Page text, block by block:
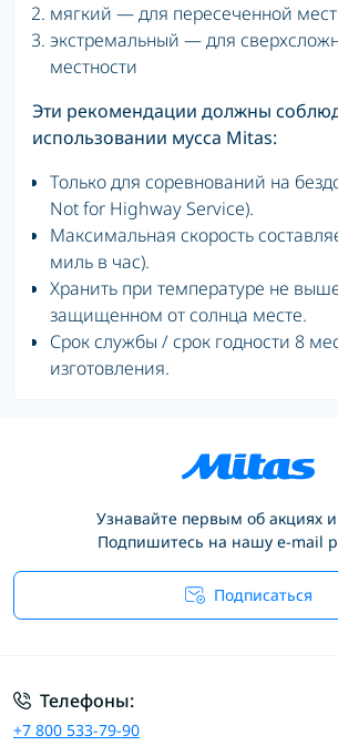
мягкий — для пересеченной
экстремальный — для
местности
Эти рекомендации должны
использовании мусса Mitas:
Только для соревнований на
Not for Highway Service).
Максимальная скорость
миль в час).
Хранить при температуре не выше
защищенном от солнца месте.
Срок службы / срок годности 8
изготовления.
Узнавайте первым об акциях и
Подпишитесь на нашу e-mail
Подписаться
Телефоны:
+7 800 533-79-90